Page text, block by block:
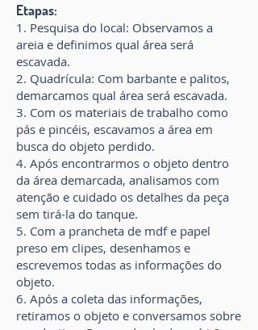
Etapas:
1. Pesquisa do local: Observamos a
areia e definimos qual área será
escavada.
2. Quadrícula: Com barbante e palitos,
demarcamos qual área será escavada.
3. Com os materiais de trabalho como
pás e pincéis, escavamos a área em
busca do objeto perdido.
4. Após encontrarmos o objeto dentro
da área demarcada, analisamos com
atenção e cuidado os detalhes da peça
sem tirá-la do tanque.
5. Com a prancheta de mdf e papel
preso em clipes, desenhamos e
escrevemos todas as informações do
objeto.
6. Após a coleta das informações,
retiramos o objeto e conversamos sobre